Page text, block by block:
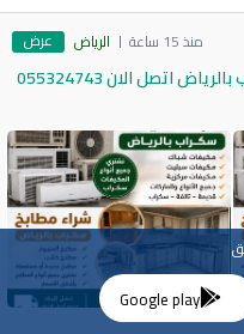
منذ 15 ساعة الرياض عرض
شراء مكيفات ومطابخ السكراب بالرياض اتصل الان 055324743
Google play